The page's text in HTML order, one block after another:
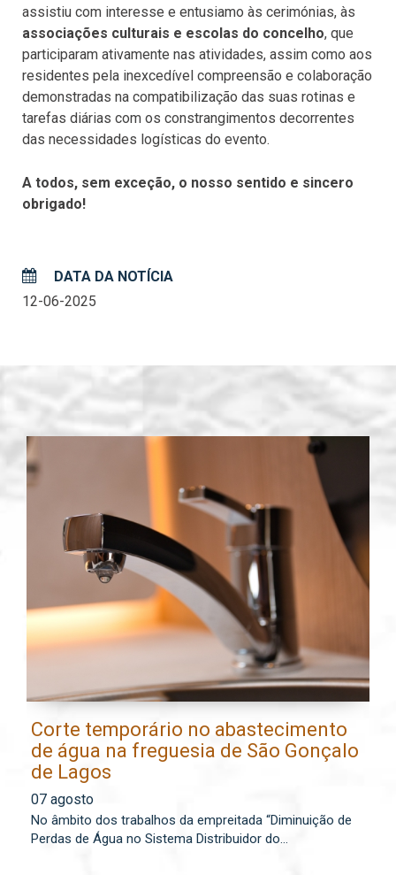
assistiu com interesse e entusiamo às cerimónias, às
associações culturais e escolas do concelho, que
participaram ativamente nas atividades, assim como aos
residentes pela inexcedível compreensão e colaboração
demonstradas na compatibilização das suas rotinas e
tarefas diárias com os constrangimentos decorrentes
das necessidades logísticas do evento.
A todos, sem exceção, o nosso sentido e sincero
obrigado!
DATA DA NOTÍCIA
12-06-2025
Corte temporário no abastecimento
de água na freguesia de São Gonçalo
de Lagos
07 agosto
No âmbito dos trabalhos da empreitada “Diminuição de
Perdas de Água no Sistema Distribuidor do...